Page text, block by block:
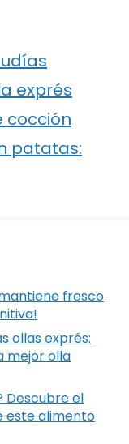
exprés
cocción
patatas:
fresco
ollas exprés:
mejor olla
Descubre el
este alimento